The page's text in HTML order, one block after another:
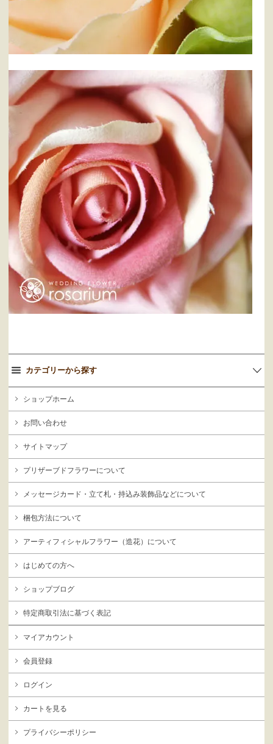
カテゴリーから探す
ショップホーム
お問い合わせ
サイトマップ
プリザーブドフラワーについて
メッセージカード・立て札・持込み装飾品などについて
梱包方法について
アーティフィシャルフラワー（造花）について
はじめての方へ
ショップブログ
特定商取引法に基づく表記
マイアカウント
会員登録
ログイン
カートを見る
プライバシーポリシー